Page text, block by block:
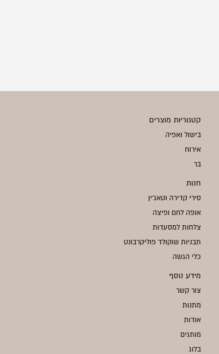
קטגוריות מוצרים
בישול ואפיה
אירוח
בר
חנות
סירי קדירה וטאג'ין
אופה לחם ופיצה
צלחות למסעדות
תבניות שוקולד פוליקרבונט
כלי הגשה
מידע נוסף
צור קשר
מתנות
אודות
מותגים
בלוג